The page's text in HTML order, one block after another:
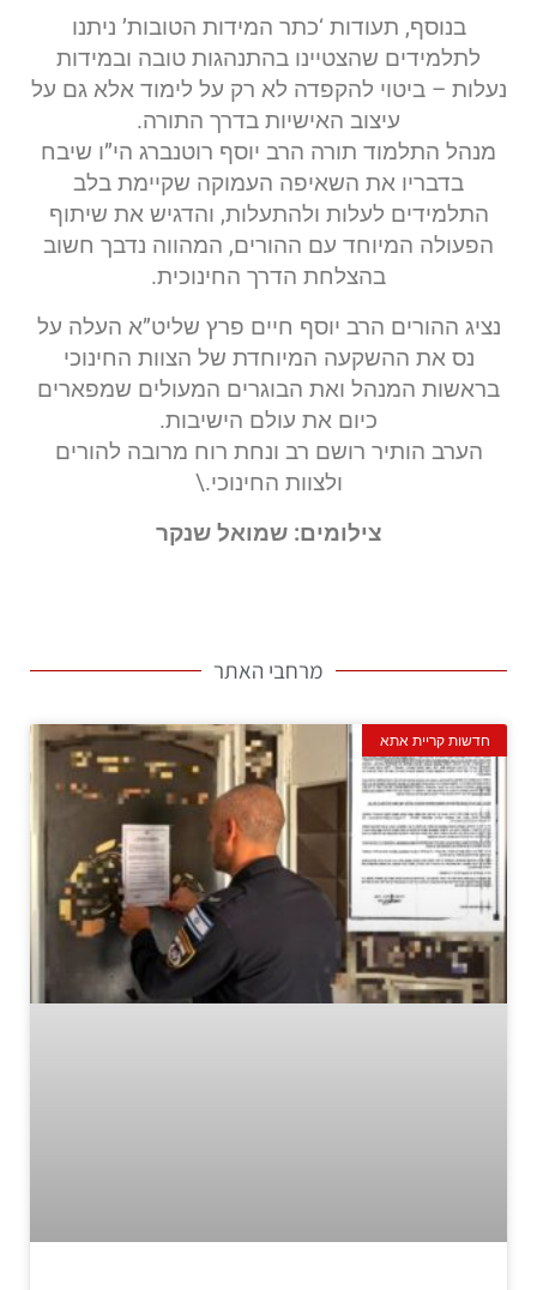
בנוסף, תעודות ‘כתר המידות הטובות’ ניתנו
לתלמידים שהצטיינו בהתנהגות טובה ובמידות
נעלות – ביטוי להקפדה לא רק על לימוד אלא גם על
עיצוב האישיות בדרך התורה.
מנהל התלמוד תורה הרב יוסף רוטנברג הי”ו שיבח
בדבריו את השאיפה העמוקה שקיימת בלב
התלמידים לעלות ולהתעלות, והדגיש את שיתוף
הפעולה המיוחד עם ההורים, המהווה נדבך חשוב
בהצלחת הדרך החינוכית.
נציג ההורים הרב יוסף חיים פרץ שליט”א העלה על
נס את ההשקעה המיוחדת של הצוות החינוכי
בראשות המנהל ואת הבוגרים המעולים שמפארים
כיום את עולם הישיבות.
הערב הותיר רושם רב ונחת רוח מרובה להורים
ולצוות החינוכי.\
צילומים: שמואל שנקר
מרחבי האתר
חדשות קריית אתא